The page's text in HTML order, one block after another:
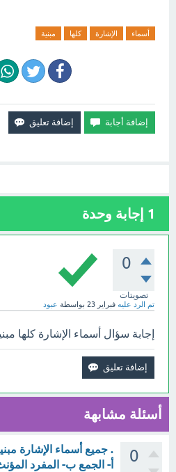
أسماء الإشارة كلها مبنية
1 إجابة وحدة
0
تصويتات
تم الرد عليه فبراير 23 بواسطة عبود
إجابة سؤال أسماء الإشارة كلها
أسئلة مشابهة
0
. جميع أسماء الإشارة
أ- الجمع ب- المفرد